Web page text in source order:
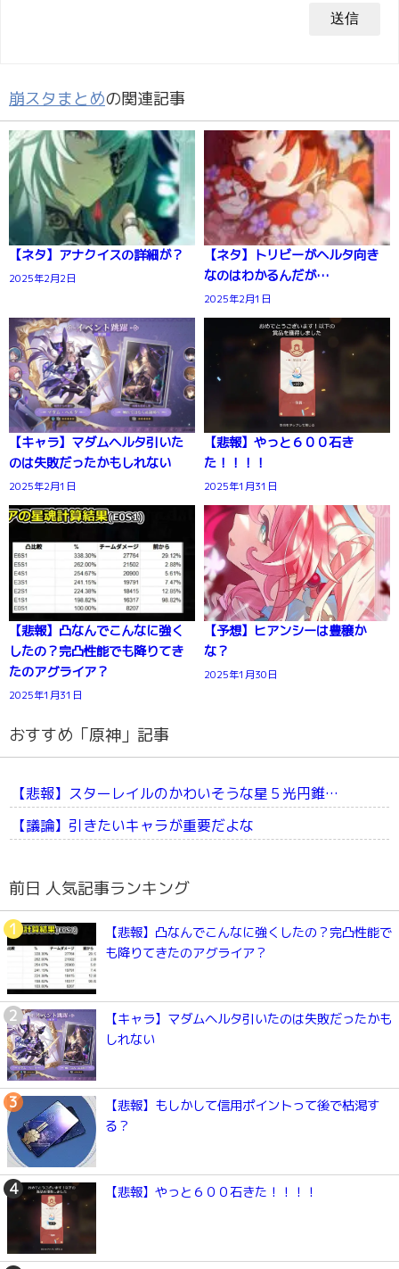
崩スタまとめの関連記事
【ネタ】アナクイスの詳細が？
2025年2月2日
【ネタ】トリビーがヘルタ向き
なのはわかるんだが…
2025年2月1日
【キャラ】マダムヘルタ引いた
のは失敗だったかもしれない
2025年2月1日
【悲報】やっと６００石き
た！！！！
2025年1月31日
【悲報】凸なんでこんなに強く
したの？完凸性能でも降りてき
たのアグライア？
2025年1月31日
【予想】ヒアンシーは豊穣か
な？
2025年1月30日
おすすめ「原神」記事
【悲報】スターレイルのかわいそうな星５光円錐…
【議論】引きたいキャラが重要だよな
前日 人気記事ランキング
【悲報】凸なんでこんなに強くしたの？完凸性能で
も降りてきたのアグライア？
【キャラ】マダムヘルタ引いたのは失敗だったかも
しれない
【悲報】もしかして信用ポイントって後で枯渇す
る？
【悲報】やっと６００石きた！！！！